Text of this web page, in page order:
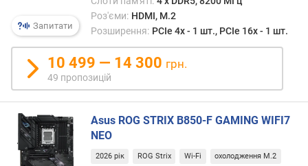
'
є
м
(
ш
т
.
)
р
Запитати
Роз'єми: HDMI, M.2
Розширення: PCIe 4x - 1 шт., PCIe 16x - 1 шт.
10 499 — 14 300 грн.
49 пропозицій
Asus ROG STRIX B850-F GAMING WIFI7
NEO
2026 рік ROG Strix Wi-Fi охолодження M.2